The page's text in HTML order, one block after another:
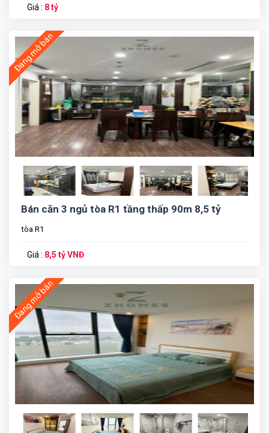
Giá : 8 tỷ
Đang mở bán
Bán căn 3 ngủ tòa R1 tầng thấp 90m 8,5 tỷ
tòa R1
Giá : 8,5 tỷ VNĐ
Đang mở bán